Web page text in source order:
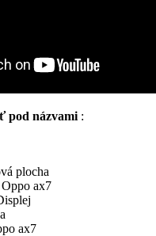
pod názvami :
plocha
ax7
ax7